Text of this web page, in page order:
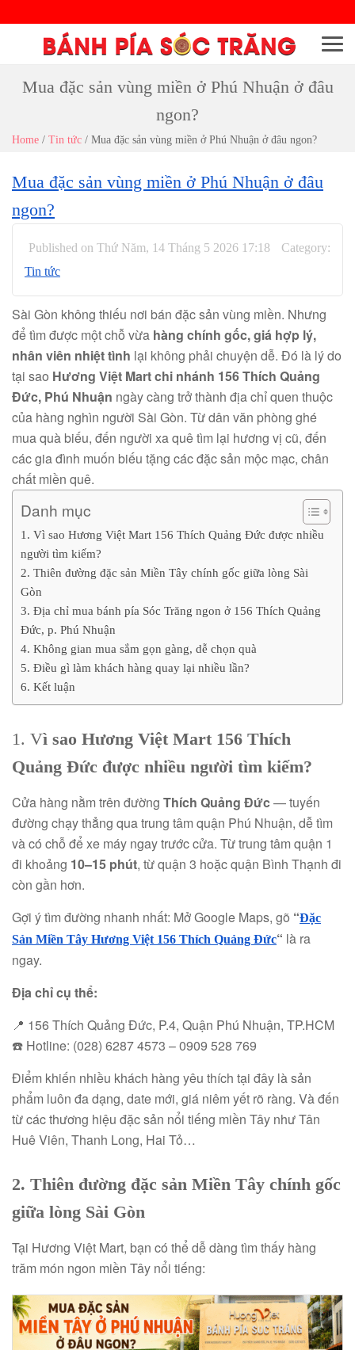
Menu
Mua đặc sản vùng miền ở Phú Nhuận ở đâu
ngon?
Home / Tin tức / Mua đặc sản vùng miền ở Phú Nhuận ở đâu ngon?
Mua đặc sản vùng miền ở Phú Nhuận ở đâu
ngon?
Published on Thứ Năm, 14 Tháng 5 2026 17:18
Category:
Tin tức
Sài Gòn không thiếu nơi bán đặc sản vùng miền. Nhưng
để tìm được một chỗ vừa hàng chính gốc, giá hợp lý,
nhân viên nhiệt tình lại không phải chuyện dễ. Đó là lý do
tại sao Hương Việt Mart chi nhánh 156 Thích Quảng
Đức, Phú Nhuận ngày càng trở thành địa chỉ quen thuộc
của hàng nghìn người Sài Gòn. Từ dân văn phòng ghé
mua quà biếu, đến người xa quê tìm lại hương vị cũ, đến
các gia đình muốn biếu tặng các đặc sản mộc mạc, chân
chất miền quê.
Danh mục
1. Vì sao Hương Việt Mart 156 Thích Quảng Đức được nhiều
người tìm kiếm?
2. Thiên đường đặc sản Miền Tây chính gốc giữa lòng Sài
Gòn
3. Địa chỉ mua bánh pía Sóc Trăng ngon ở 156 Thích Quảng
Đức, p. Phú Nhuận
4. Không gian mua sắm gọn gàng, dễ chọn quà
5. Điều gì làm khách hàng quay lại nhiều lần?
6. Kết luận
1. Vì sao Hương Việt Mart 156 Thích
Quảng Đức được nhiều người tìm kiếm?
Cửa hàng nằm trên đường Thích Quảng Đức — tuyến
đường chạy thẳng qua trung tâm quận Phú Nhuận, dễ tìm
và có chỗ để xe máy ngay trước cửa. Từ trung tâm quận 1
đi khoảng 10–15 phút, từ quận 3 hoặc quận Bình Thạnh đi
còn gần hơn.
Gợi ý tìm đường nhanh nhất: Mở Google Maps, gõ “Đặc
Sản Miền Tây Hương Việt 156 Thích Quảng Đức“ là ra
ngay.
Địa chỉ cụ thể:
📍 156 Thích Quảng Đức, P.4, Quận Phú Nhuận, TP.HCM
☎️ Hotline: (028) 6287 4573 – 0909 528 769
Điểm khiến nhiều khách hàng yêu thích tại đây là sản
phẩm luôn đa dạng, date mới, giá niêm yết rõ ràng. Và đến
từ các thương hiệu đặc sản nổi tiếng miền Tây như Tân
Huê Viên, Thanh Long, Hai Tỏ…
2. Thiên đường đặc sản Miền Tây chính gốc
giữa lòng Sài Gòn
Tại Hương Việt Mart, bạn có thể dễ dàng tìm thấy hàng
trăm món ngon miền Tây nổi tiếng: